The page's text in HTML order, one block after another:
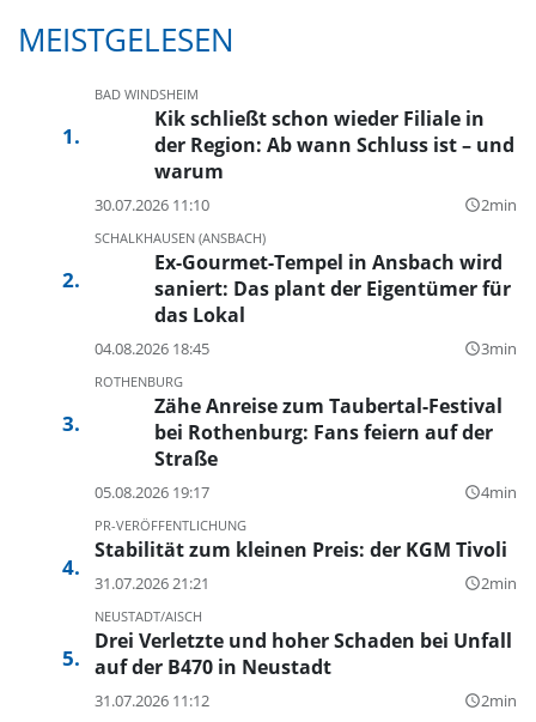
MEISTGELESEN
BAD WINDSHEIM
Kik schließt schon wieder Filiale in
der Region: Ab wann Schluss ist – und
warum
30.07.2026 11:10 query_builder2min
SCHALKHAUSEN (ANSBACH)
Ex-Gourmet-Tempel in Ansbach wird
saniert: Das plant der Eigentümer für
das Lokal
04.08.2026 18:45 query_builder3min
ROTHENBURG
Zähe Anreise zum Taubertal-Festival
bei Rothenburg: Fans feiern auf der
Straße
05.08.2026 19:17 query_builder4min
PR-VERÖFFENTLICHUNG
Stabilität zum kleinen Preis: der KGM Tivoli
31.07.2026 21:21 query_builder2min
NEUSTADT/AISCH
Drei Verletzte und hoher Schaden bei Unfall
auf der B470 in Neustadt
31.07.2026 11:12 query_builder2min